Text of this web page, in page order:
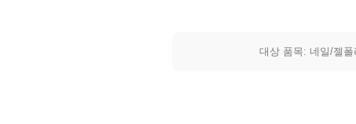
대상 품목: 네일/젤